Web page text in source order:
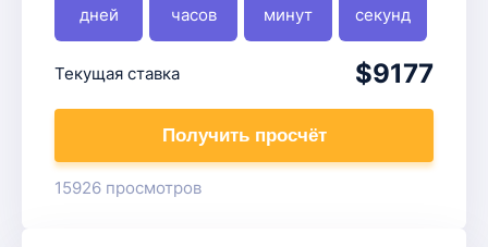
дней часов минут секунд
Текущая ставка $9177
Получить просчёт
15926 просмотров